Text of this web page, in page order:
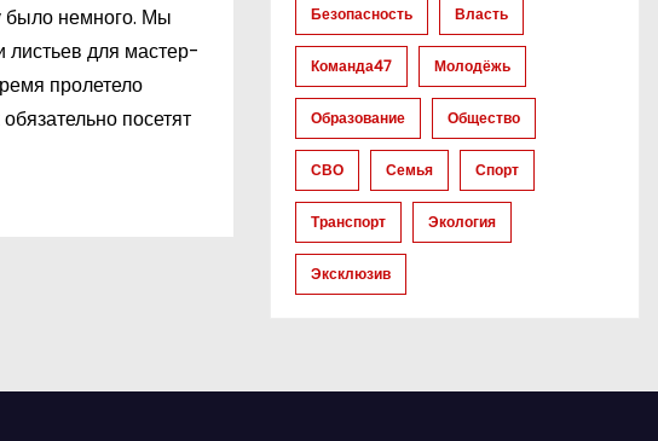
было немного. Мы
для мастер-
пролетело
посетят
Безопасность Власть
Команда47 Молодёжь
Образование Общество
СВО Семья Спорт
Транспорт Экология
Эксклюзив